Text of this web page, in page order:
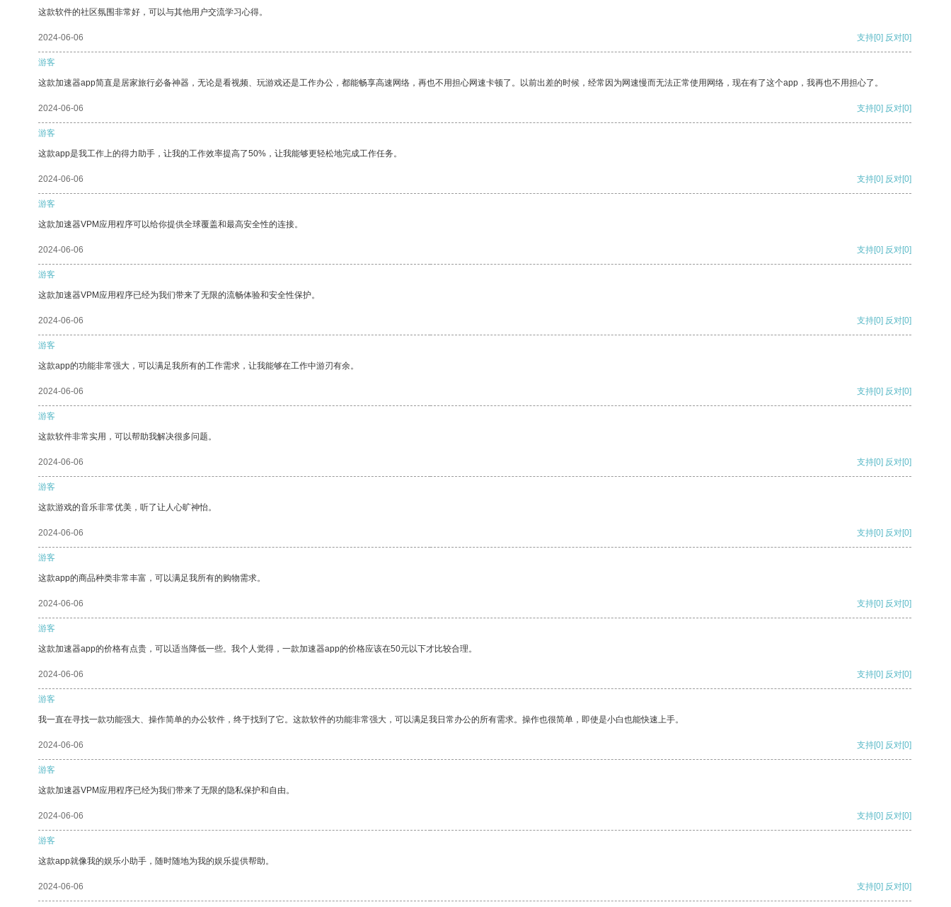
这款软件的社区氛围非常好，可以与其他用户交流学习心得。
2024-06-06 支持[0] 反对[0]
游客
这款加速器app简直是居家旅行必备神器，无论是看视频、玩游戏还是工作办公，都能畅享高速网络，再也不用担心网速卡顿了。以前出差的时候，经常因为网速慢而无法正常使用网络，现在有了这个app，我再也不用担心了。
2024-06-06 支持[0] 反对[0]
游客
这款app是我工作上的得力助手，让我的工作效率提高了50%，让我能够更轻松地完成工作任务。
2024-06-06 支持[0] 反对[0]
游客
这款加速器VPM应用程序可以给你提供全球覆盖和最高安全性的连接。
2024-06-06 支持[0] 反对[0]
游客
这款加速器VPM应用程序已经为我们带来了无限的流畅体验和安全性保护。
2024-06-06 支持[0] 反对[0]
游客
这款app的功能非常强大，可以满足我所有的工作需求，让我能够在工作中游刃有余。
2024-06-06 支持[0] 反对[0]
游客
这款软件非常实用，可以帮助我解决很多问题。
2024-06-06 支持[0] 反对[0]
游客
这款游戏的音乐非常优美，听了让人心旷神怡。
2024-06-06 支持[0] 反对[0]
游客
这款app的商品种类非常丰富，可以满足我所有的购物需求。
2024-06-06 支持[0] 反对[0]
游客
这款加速器app的价格有点贵，可以适当降低一些。我个人觉得，一款加速器app的价格应该在50元以下才比较合理。
2024-06-06 支持[0] 反对[0]
游客
我一直在寻找一款功能强大、操作简单的办公软件，终于找到了它。这款软件的功能非常强大，可以满足我日常办公的所有需求。操作也很简单，即使是小白也能快速上手。
2024-06-06 支持[0] 反对[0]
游客
这款加速器VPM应用程序已经为我们带来了无限的隐私保护和自由。
2024-06-06 支持[0] 反对[0]
游客
这款app就像我的娱乐小助手，随时随地为我的娱乐提供帮助。
2024-06-06 支持[0] 反对[0]